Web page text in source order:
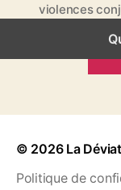
violences
© 2026 La
Politique de